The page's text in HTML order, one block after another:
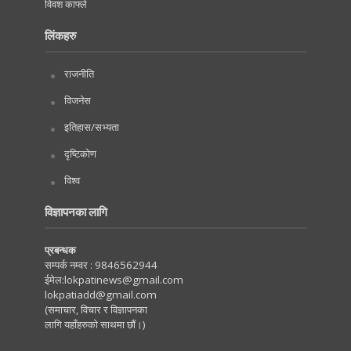
विवश काफ्ले
लिंकहरु
राजनीति
विजनेस
इतिहास/सभ्यता
दृष्टिकोण
विश्व
विज्ञापनका लागि
प्रबन्धक
सम्पर्क नम्वर : 9846562944
ईमेल:lokpatinews@gmail.com
lokpatiadd@gmail.com
(समाचार, विचार र विज्ञापनका
लागि यहाँहरुको साथमा छौं।)